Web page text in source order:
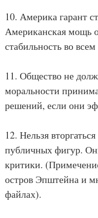
10. Америка гарант
Американская мощь
стабильность во
11. Общество не
моральности
решений, если они
12. Нельзя
публичных фигур.
критики.
остров Эпштейна и
файлах).